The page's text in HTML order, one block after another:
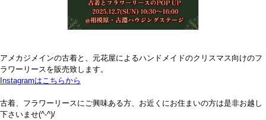
アメカジメインの古着と、元花屋によるハンドメイドのクリスマス向けのフ
ラワーリースを販売致します。
Instagramはこちらから
古着、フラワーリースにご興味ある方、お近くにお住まいの方は是非お越し
下さいませ(^-^)/